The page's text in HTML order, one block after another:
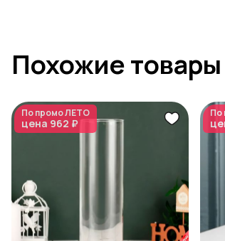
Похожие товары
По промоЛЕТО
цена 962 ₽
По